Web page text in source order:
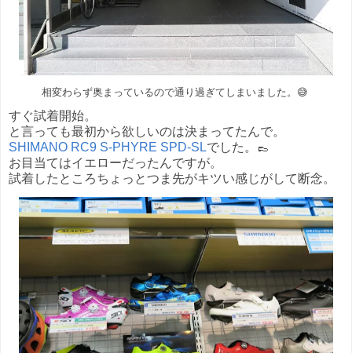
相変わらず奥まっているので通り過ぎてしまいました。😅
すぐ試着開始。
と言っても最初から欲しいのは決まってたんで。
SHIMANO RC9 S-PHYRE SPD-SLでした。👞
お目当てはイエローだったんですが。
試着したところちょっとつま先がキツい感じがして断念。